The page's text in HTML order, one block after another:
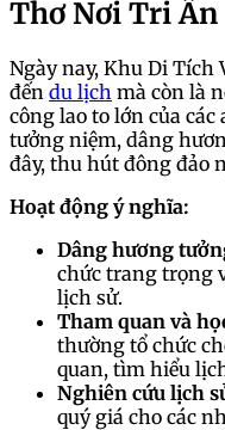
Thơ Nơi Tri Ân
Ngày nay, Khu Di
đến du lịch mà còn là
công lao to lớn của
tưởng niệm, dâng
đây, thu hút đông đảo
Hoạt động ý nghĩa:
Dâng hương
chức trang trọng
lịch sử.
Tham quan và
thường tổ chức
quan, tìm hiểu
Nghiên cứu lịch
quý giá cho các